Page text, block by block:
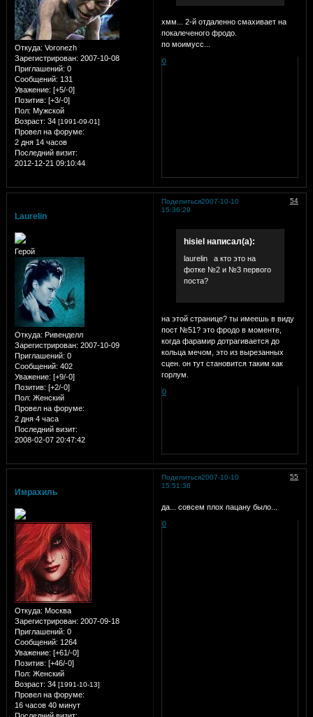
Откуда: Voronezh
Зарегистрирован: 2007-10-08
Приглашений: 0
Сообщений: 131
Уважение: [+5/-0]
Позитив: [+3/-0]
Пол: Мужской
Возраст: 34 [1991-09-01]
Провел на форуме:
2 дня 14 часов
Последний визит:
2012-12-21 09:10:44
хмм... 2-й отдаленно смахивает на
покалеченого фродо.
по моимусс...
0
Поделиться 54
2007-10-10
15:36:29
Laurelin
Герой
Откуда: Ривенделл
Зарегистрирован: 2007-10-09
Приглашений: 0
Сообщений: 402
Уважение: [+9/-0]
Позитив: [+2/-0]
Пол: Женский
Провел на форуме:
2 дня 4 часа
Последний визит:
2008-02-07 20:47:42
hisiel написал(а):
laurelin а кто это на
фотке №2 и №3 первого
поста?
на этой странице? ты имеешь в виду
пост №51? это фродо в моменте,
когда фарамир дотрагивается до
кольца мечом, это из вырезанных
сцен. он тут становится таким как
горлум.
0
Поделиться 55
2007-10-10
15:51:36
Имрахиль
Откуда: Москва
Зарегистрирован: 2007-09-18
Приглашений: 0
Сообщений: 1264
Уважение: [+61/-0]
Позитив: [+46/-0]
Пол: Женский
Возраст: 34 [1991-10-13]
Провел на форуме:
16 часов 40 минут
да... совсем плох пацану было...
0